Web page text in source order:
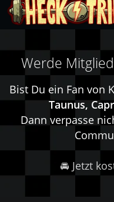
Werde
Bist Du ein Fan von
Taunus,
Dann verpasse
🚘 Jetzt